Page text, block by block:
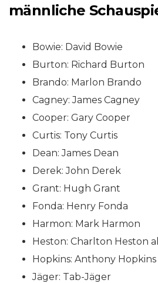
männliche
Bowie: David Bowie
Burton: Richard Burton
Brando: Marlon Brando
Cagney: James Cagney
Cooper: Gary Cooper
Curtis: Tony Curtis
Dean: James Dean
Derek: John Derek
Grant: Hugh Grant
Fonda: Henry Fonda
Harmon: Mark Harmon
Heston: Charlton Heston
Hopkins: Anthony Hopkins
Jäger: Tab-Jäger